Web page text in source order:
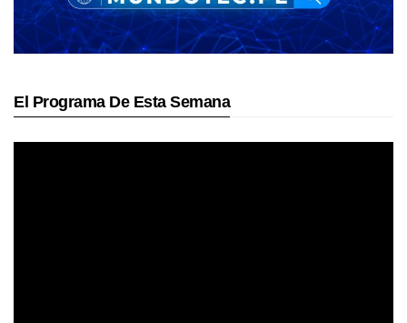
El Programa De Esta Semana